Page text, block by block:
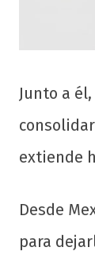
Junto a
extiende
Desde
para